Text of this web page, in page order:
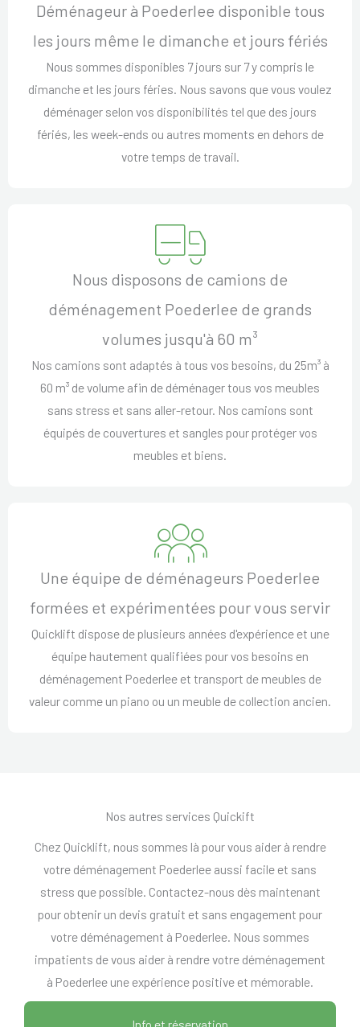
Déménageur à Poederlee disponible tous
les jours même le dimanche et jours fériés
Nous sommes disponibles 7 jours sur 7 y compris le
dimanche et les jours féries. Nous savons que vous voulez
déménager selon vos disponibilités tel que des jours
fériés, les week-ends ou autres moments en dehors de
votre temps de travail.
Nous disposons de camions de
déménagement Poederlee de grands
volumes jusqu'à 60 m³
Nos camions sont adaptés à tous vos besoins, du 25m³ à
60 m³ de volume afin de déménager tous vos meubles
sans stress et sans aller-retour. Nos camions sont
équipés de couvertures et sangles pour protéger vos
meubles et biens.
Une équipe de déménageurs Poederlee
formées et expérimentées pour vous servir
Quicklift dispose de plusieurs années d'expérience et une
équipe hautement qualifiées pour vos besoins en
déménagement Poederlee et transport de meubles de
valeur comme un piano ou un meuble de collection ancien.
Nos autres services Quickift
Chez Quicklift, nous sommes là pour vous aider à rendre
votre déménagement Poederlee aussi facile et sans
stress que possible. Contactez-nous dès maintenant
pour obtenir un devis gratuit et sans engagement pour
votre déménagement à Poederlee. Nous sommes
impatients de vous aider à rendre votre déménagement
à Poederlee une expérience positive et mémorable.